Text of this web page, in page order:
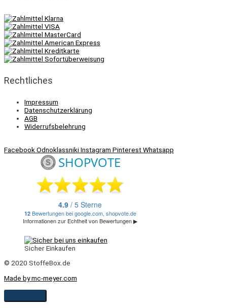
Rechtliches
Impressum
Datenschutzerklärung
AGB
Widerrufsbelehrung
FacebookOdnoklassnikiInstagram PinterestWhatsapp
Sicher Einkaufen
© 2020 StoffeBox.de
Made by mc-meyer.com